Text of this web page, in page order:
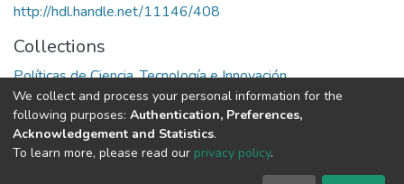
http://hdl.handle.net/11146/408
Collections
Políticas de Ciencia, Tecnología e Innovación
Full item page
DSpace software copyright © 2002-2026
We collect and process your personal information for the
following purposes: Authentication, Preferences,
Acknowledgement and Statistics.
To learn more, please read our privacy policy.